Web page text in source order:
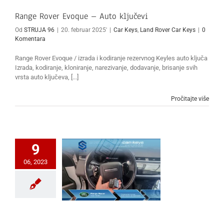
Range Rover Evoque – Auto ključevi
Od STRUJA 96 20. februar 2025' Car Keys, Land Rover Car Keys
0
Komentara
Range Rover Evoque / izrada i kodiranje rezervnog Keyles auto ključa
Izrada, kodiranje, kloniranje, narezivanje, dodavanje, brisanje svih
vrsta auto ključeva, [...]
Pročitajte više
9
06, 2023
Range Rover Velar 2020 –
Land Rover Car
Keys